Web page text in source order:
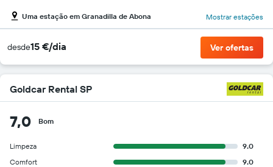
Uma estação em Granadilla de Abona Mostrar estações
desde15 €/dia Ver ofertas
Goldcar Rental SP
7,0 Bom
Limpeza
9.0
Comfort
9.0